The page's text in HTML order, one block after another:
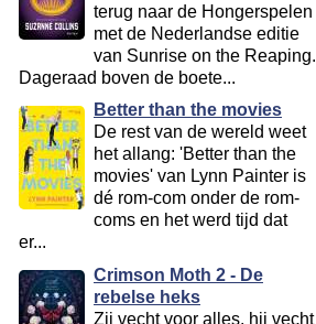
terug naar de Hongerspelen
met de Nederlandse editie
van Sunrise on the Reaping.
Dageraad boven de boete...
Better than the movies
De rest van de wereld weet
het allang: 'Better than the
movies' van Lynn Painter is
dé rom-com onder de rom-
coms en het werd tijd dat
er...
Crimson Moth 2 - De
rebelse heks
Zij vecht voor alles. hij vecht